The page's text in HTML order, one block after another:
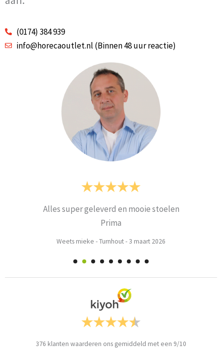
(0174) 384 939
info@horecaoutlet.nl (Binnen 48 uur reactie)
Alles super geleverd en mooie stoelen
Prima
Weets mieke -Turnhout- 3 maart 2026
376 klanten waarderen ons gemiddeld met een 9/10